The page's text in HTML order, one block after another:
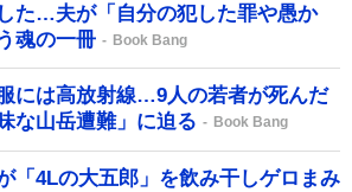
た…夫が「自分の犯した罪や愚か
魂の一冊
Book Bang
には高放射線…9人の若者が死んだ
な山岳遭難」に迫る
Book Bang
「4Lの大五郎」を飲み干しゲロまみ